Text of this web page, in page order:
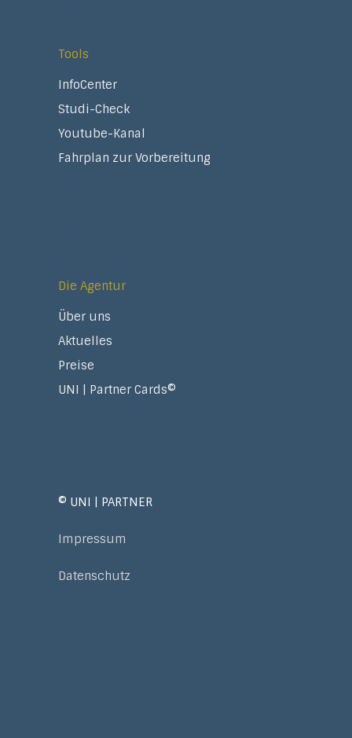
Tools
InfoCenter
Studi-Check
Youtube-Kanal
Fahrplan zur Vorbereitung
Die Agentur
Über uns
Aktuelles
Preise
UNI | Partner Cards©
© UNI | PARTNER
Impressum
Datenschutz